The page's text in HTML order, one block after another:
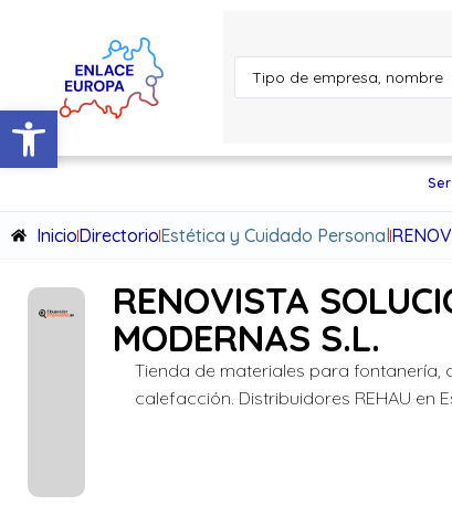
Abrir barra de herramientas
InicioDirectorioEstética y Cuidado Personal
RENOVISTA
MODERNAS S.L.
Tienda de materiales para fontanería,
calefacción. Distribuidores REHAU en